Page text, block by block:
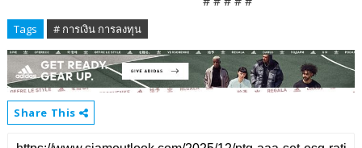
Tags # การเงิน การลงทุน
Share This